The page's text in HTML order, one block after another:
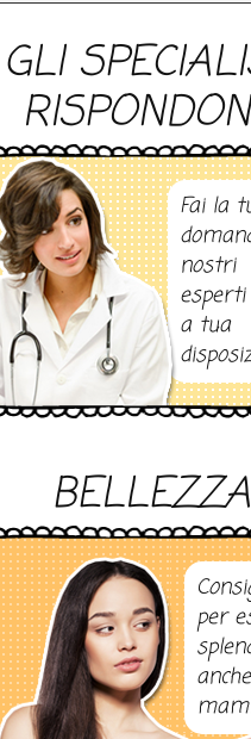
GLI
Fai la
nostri
esperti
a tua
BELLEZZA
per